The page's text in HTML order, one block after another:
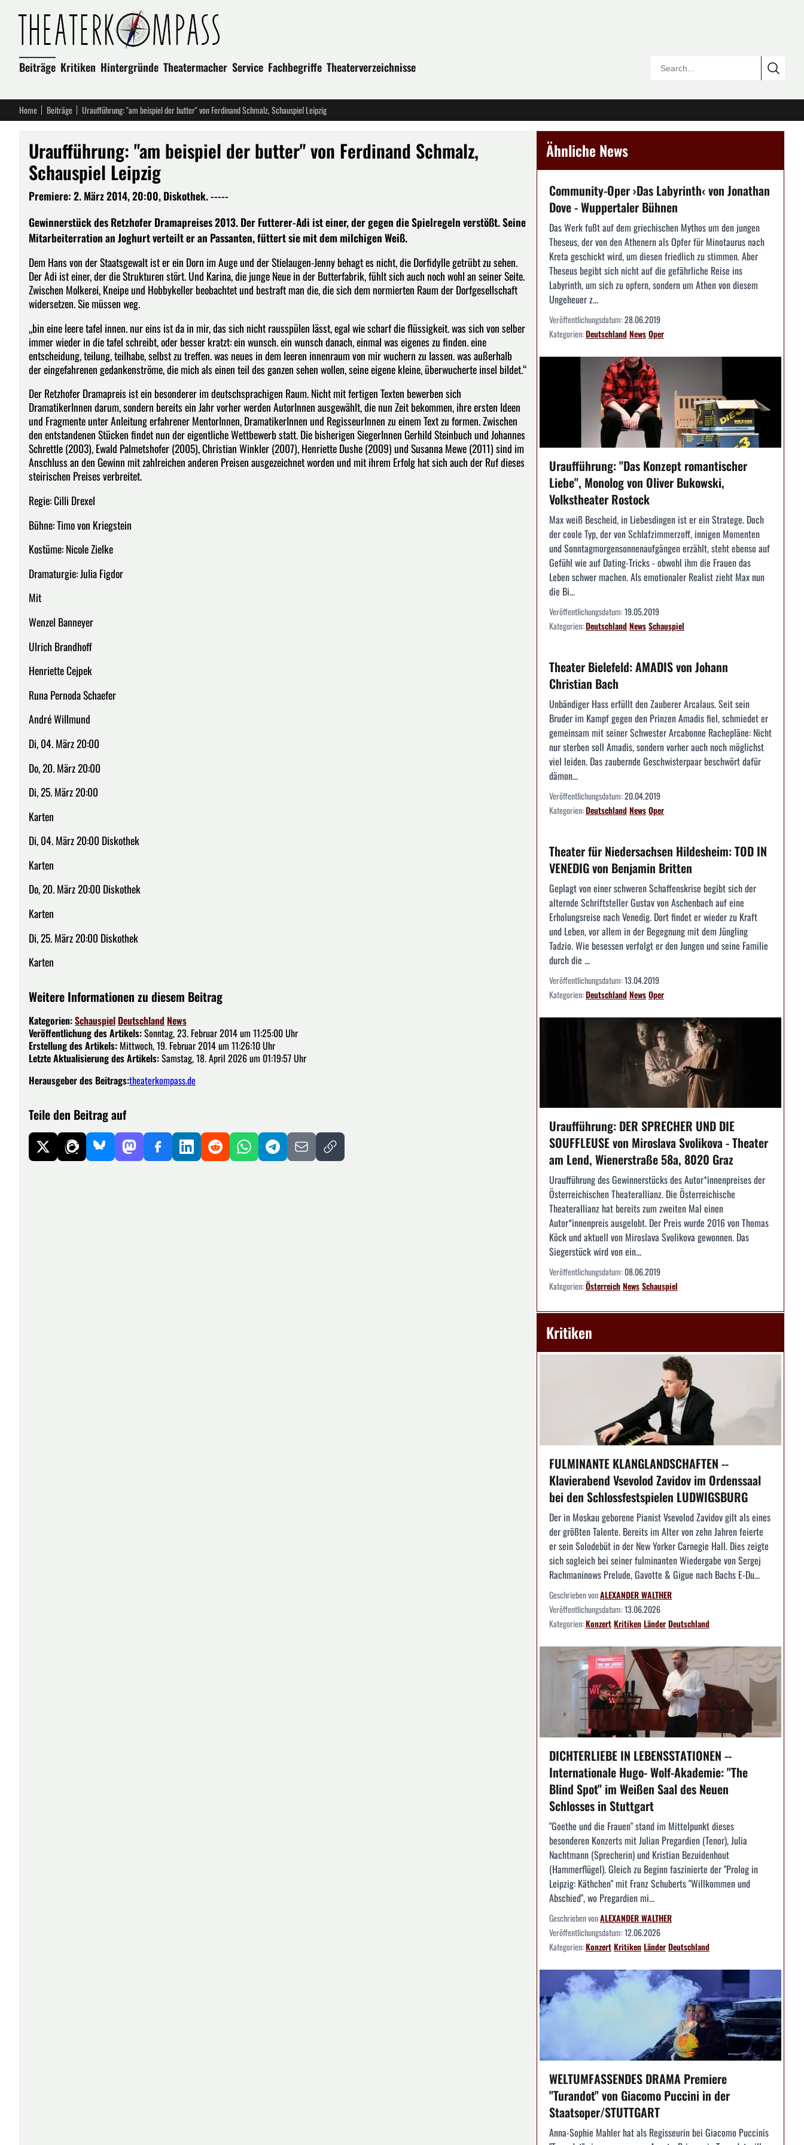
Beiträge Kritiken Hintergründe Theatermacher Service Fachbegriffe Theaterverzeichnisse
Home Beiträge Uraufführung: "am beispiel der butter" von Ferdinand Schmalz, Schauspiel Leipzig
Uraufführung: "am beispiel der butter" von Ferdinand Schmalz,
Schauspiel Leipzig
Premiere: 2. März 2014, 20:00, Diskothek. -----
Gewinnerstück des Retzhofer Dramapreises 2013. Der Futterer-Adi ist einer, der gegen die Spielregeln verstößt. Seine
Mitarbeiterration an Joghurt verteilt er an Passanten, füttert sie mit dem milchigen Weiß.
Dem Hans von der Staatsgewalt ist er ein Dorn im Auge und der Stielaugen-Jenny behagt es nicht, die Dorfidylle getrübt zu sehen.
Der Adi ist einer, der die Strukturen stört. Und Karina, die junge Neue in der Butterfabrik, fühlt sich auch noch wohl an seiner Seite.
Zwischen Molkerei, Kneipe und Hobbykeller beobachtet und bestraft man die, die sich dem normierten Raum der Dorfgesellschaft
widersetzen. Sie müssen weg.
„bin eine leere tafel innen. nur eins ist da in mir, das sich nicht rausspülen lässt, egal wie scharf die flüssigkeit. was sich von selber
immer wieder in die tafel schreibt, oder besser kratzt: ein wunsch. ein wunsch danach, einmal was eigenes zu finden. eine
entscheidung, teilung, teilhabe, selbst zu treffen. was neues in dem leeren innenraum von mir wuchern zu lassen. was außerhalb
der eingefahrenen gedankenströme, die mich als einen teil des ganzen sehen wollen, seine eigene kleine, überwucherte insel bildet.“
Der Retzhofer Dramapreis ist ein besonderer im deutschsprachigen Raum. Nicht mit fertigen Texten bewerben sich
DramatikerInnen darum, sondern bereits ein Jahr vorher werden AutorInnen ausgewählt, die nun Zeit bekommen, ihre ersten Ideen
und Fragmente unter Anleitung erfahrener MentorInnen, DramatikerInnen und RegisseurInnen zu einem Text zu formen. Zwischen
den entstandenen Stücken findet nun der eigentliche Wettbewerb statt. Die bisherigen SiegerInnen Gerhild Steinbuch und Johannes
Schrettle (2003), Ewald Palmetshofer (2005), Christian Winkler (2007), Henriette Dushe (2009) und Susanna Mewe (2011) sind im
Anschluss an den Gewinn mit zahlreichen anderen Preisen ausgezeichnet worden und mit ihrem Erfolg hat sich auch der Ruf dieses
steirischen Preises verbreitet.
Regie: Cilli Drexel
Bühne: Timo von Kriegstein
Kostüme: Nicole Zielke
Dramaturgie: Julia Figdor
Mit
Wenzel Banneyer
Ulrich Brandhoff
Henriette Cejpek
Runa Pernoda Schaefer
André Willmund
Di, 04. März 20:00
Do, 20. März 20:00
Di, 25. März 20:00
Karten
Di, 04. März 20:00 Diskothek
Karten
Do, 20. März 20:00 Diskothek
Karten
Di, 25. März 20:00 Diskothek
Karten
Weitere Informationen zu diesem Beitrag
Kategorien:Schauspiel Deutschland News
Veröffentlichung des Artikels:Sonntag, 23. Februar 2014 um 11:25:00 Uhr
Erstellung des Artikels: Mittwoch, 19. Februar 2014 um 11:26:10 Uhr
Letzte Aktualisierung des Artikels:Samstag, 18. April 2026 um 01:19:57 Uhr
Herausgeber des Beitrags:theaterkompass.de
Teile den Beitrag auf
Ähnliche News
Community-Oper ›Das Labyrinth‹ von Jonathan
Dove - Wuppertaler Bühnen
Das Werk fußt auf dem griechischen Mythos um den jungen
Theseus, der von den Athenern als Opfer für Minotaurus nach
Kreta geschickt wird, um diesen friedlich zu stimmen. Aber
Theseus begibt sich nicht auf die gefährliche Reise ins
Labyrinth, um sich zu opfern, sondern um Athen von diesem
Ungeheuer z...
Veröffentlichungsdatum:28.06.2019
Kategorien:DeutschlandNewsOper
Uraufführung: "Das Konzept romantischer
Liebe", Monolog von Oliver Bukowski,
Volkstheater Rostock
Max weiß Bescheid, in Liebesdingen ist er ein Stratege. Doch
der coole Typ, der von Schlafzimmerzoff, innigen Momenten
und Sonntagmorgensonnenaufgängen erzählt, steht ebenso auf
Gefühl wie auf Dating-Tricks - obwohl ihm die Frauen das
Leben schwer machen. Als emotionaler Realist zieht Max nun
die Bi...
Veröffentlichungsdatum:19.05.2019
Kategorien:DeutschlandNewsSchauspiel
Theater Bielefeld: AMADIS von Johann
Christian Bach
Unbändiger Hass erfüllt den Zauberer Arcalaus. Seit sein
Bruder im Kampf gegen den Prinzen Amadis fiel, schmiedet er
gemeinsam mit seiner Schwester Arcabonne Rachepläne: Nicht
nur sterben soll Amadis, sondern vorher auch noch möglichst
viel leiden. Das zaubernde Geschwisterpaar beschwört dafür
dämon...
Veröffentlichungsdatum:20.04.2019
Kategorien:DeutschlandNewsOper
Theater für Niedersachsen Hildesheim: TOD IN
VENEDIG von Benjamin Britten
Geplagt von einer schweren Schaffenskrise begibt sich der
alternde Schriftsteller Gustav von Aschenbach auf eine
Erholungsreise nach Venedig. Dort findet er wieder zu Kraft
und Leben, vor allem in der Begegnung mit dem Jüngling
Tadzio. Wie besessen verfolgt er den Jungen und seine Familie
durch die ...
Veröffentlichungsdatum:13.04.2019
Kategorien:DeutschlandNewsOper
Uraufführung: DER SPRECHER UND DIE
SOUFFLEUSE von Miroslava Svolikova - Theater
am Lend, Wienerstraße 58a, 8020 Graz
Uraufführung des Gewinnerstücks des Autor*innenpreises der
Österreichischen Theaterallianz. Die Österreichische
Theaterallianz hat bereits zum zweiten Mal einen
Autor*innenpreis ausgelobt. Der Preis wurde 2016 von Thomas
Köck und aktuell von Miroslava Svolikova gewonnen. Das
Siegerstück wird von ein...
Veröffentlichungsdatum:08.06.2019
Kategorien:ÖsterreichNewsSchauspiel
Kritiken
FULMINANTE KLANGLANDSCHAFTEN --
Klavierabend Vsevolod Zavidov im Ordenssaal
bei den Schlossfestspielen LUDWIGSBURG
Der in Moskau geborene Pianist Vsevolod Zavidov gilt als eines
der größten Talente. Bereits im Alter von zehn Jahren feierte
er sein Solodebüt in der New Yorker Carnegie Hall. Dies zeigte
sich sogleich bei seiner fulminanten Wiedergabe von Sergej
Rachmaninows Prelude, Gavotte & Gigue nach Bachs E-Du...
Geschrieben vonALEXANDER WALTHER
Veröffentlichungsdatum:13.06.2026
Kategorien:KonzertKritikenLänderDeutschland
DICHTERLIEBE IN LEBENSSTATIONEN --
Internationale Hugo- Wolf-Akademie: "The
Blind Spot" im Weißen Saal des Neuen
Schlosses in Stuttgart
"Goethe und die Frauen" stand im Mittelpunkt dieses
besonderen Konzerts mit Julian Pregardien (Tenor), Julia
Nachtmann (Sprecherin) und Kristian Bezuidenhout
(Hammerflügel). Gleich zu Beginn faszinierte der "Prolog in
Leipzig: Käthchen" mit Franz Schuberts "Willkommen und
Abschied", wo Pregardien mi...
Geschrieben vonALEXANDER WALTHER
Veröffentlichungsdatum:12.06.2026
Kategorien:KonzertKritikenLänderDeutschland
WELTUMFASSENDES DRAMA Premiere
"Turandot" von Giacomo Puccini in der
Staatsoper/STUTTGART
Anna-Sophie Mahler hat als Regisseurin bei Giacomo Puccinis